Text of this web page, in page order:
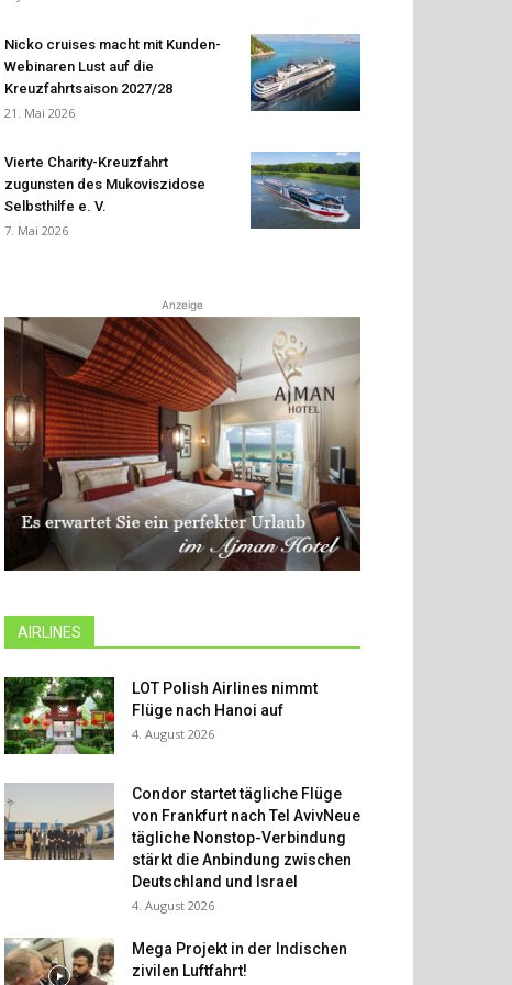
Nicko cruises macht mit Kunden-
Webinaren Lust auf die
Kreuzfahrtsaison 2027/28
21. Mai 2026
Vierte Charity-Kreuzfahrt
zugunsten des Mukoviszidose
Selbsthilfe e. V.
7. Mai 2026
Anzeige
AIRLINES
LOT Polish Airlines nimmt
Flüge nach Hanoi auf
4. August 2026
Condor startet tägliche Flüge
von Frankfurt nach Tel AvivNeue
tägliche Nonstop-Verbindung
stärkt die Anbindung zwischen
Deutschland und Israel
4. August 2026
Mega Projekt in der Indischen
zivilen Luftfahrt!